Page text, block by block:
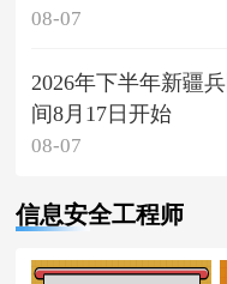
08-07
2026年下半年新疆
间8月17日开始
08-07
信息安全工程师